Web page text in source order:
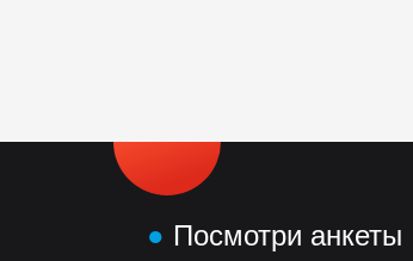
● Посмотри анкеты